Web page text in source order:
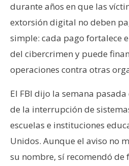
durante años en que las
extorsión digital no deben
simple: cada pago fortalece
del cibercrimen y puede
operaciones contra otras
El FBI dijo la semana
de la interrupción de
escuelas e instituciones
Unidos. Aunque el aviso no
su nombre, sí recomendó de